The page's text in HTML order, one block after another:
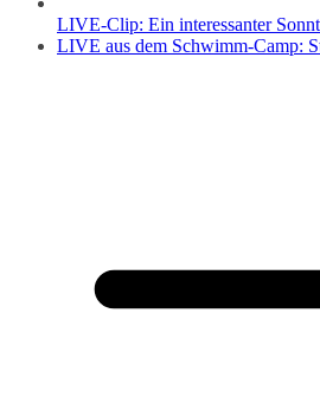
LIVE-Clip: Ein interessanter
LIVE aus dem Schwimm-Camp: